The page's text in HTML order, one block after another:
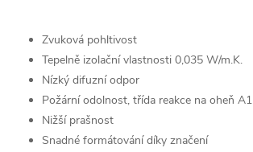
Zvuková pohltivost
Tepelně izolační vlastnosti 0,035 W/m.K.
Nízký difuzní odpor
Požární odolnost, třída reakce na oheň A1
Nižší prašnost
Snadné formátování díky značení